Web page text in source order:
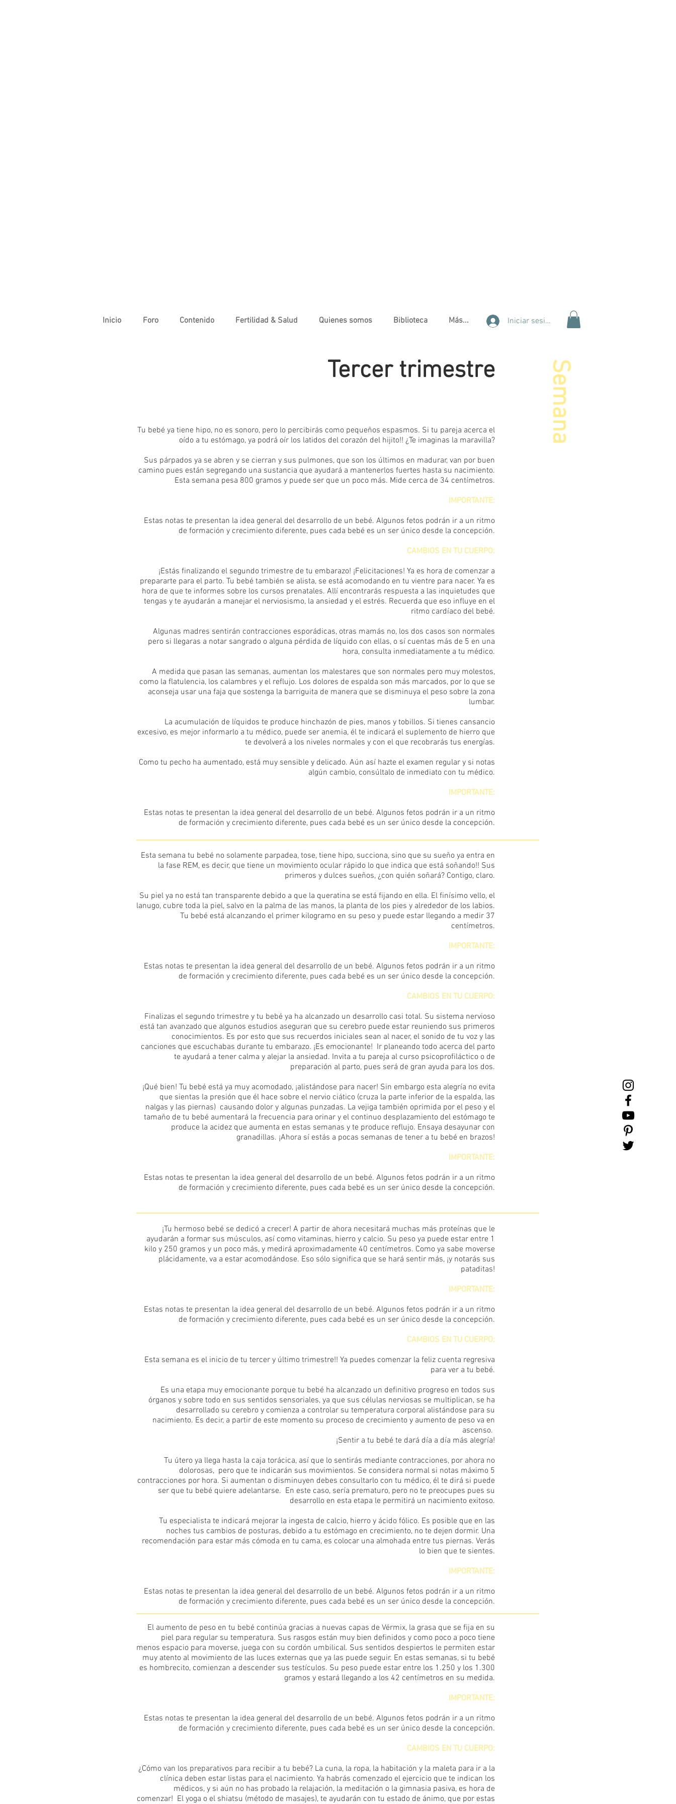
Inicio Foro Contenido Fertilidad & Salud Quienes somos Biblioteca Más... Iniciar sesión
Tercer trimestre Semana
Tu bebé ya tiene hipo, no es sonoro, pero lo percibirás como pequeños espasmos. Si tu pareja acerca el
oído a tu estómago, ya podrá oír los latidos del corazón del hijito!! ¿Te imaginas la maravilla?
Sus párpados ya se abren y se cierran y sus pulmones, que son los últimos en madurar, van por buen
camino pues están segregando una sustancia que ayudará a mantenerlos fuertes hasta su nacimiento.
Esta semana pesa 800 gramos y puede ser que un poco más. Mide cerca de 34 centímetros.
IMPORTANTE:
Estas notas te presentan la idea general del desarrollo de un bebé. Algunos fetos podrán ir a un ritmo
de formación y crecimiento diferente, pues cada bebé es un ser único desde la concepción.
CAMBIOS EN TU CUERPO:
¡Estás finalizando el segundo trimestre de tu embarazo! ¡Felicitaciones! Ya es hora de comenzar a
prepararte para el parto. Tu bebé también se alista, se está acomodando en tu vientre para nacer. Ya es
hora de que te informes sobre los cursos prenatales. Allí encontrarás respuesta a las inquietudes que
tengas y te ayudarán a manejar el nerviosismo, la ansiedad y el estrés. Recuerda que eso influye en el
ritmo cardíaco del bebé.
Algunas madres sentirán contracciones esporádicas, otras mamás no, los dos casos son normales
pero si llegaras a notar sangrado o alguna pérdida de líquido con ellas, o sí cuentas más de 5 en una
hora, consulta inmediatamente a tu médico.
A medida que pasan las semanas, aumentan los malestares que son normales pero muy molestos,
como la flatulencia, los calambres y el reflujo. Los dolores de espalda son más marcados, por lo que se
aconseja usar una faja que sostenga la barriguita de manera que se disminuya el peso sobre la zona
lumbar.
La acumulación de líquidos te produce hinchazón de pies, manos y tobillos. Si tienes cansancio
excesivo, es mejor informarlo a tu médico, puede ser anemia, él te indicará el suplemento de hierro que
te devolverá a los niveles normales y con el que recobrarás tus energías.
Como tu pecho ha aumentado, está muy sensible y delicado. Aún así hazte el examen regular y si notas
algún cambio, consúltalo de inmediato con tu médico.
IMPORTANTE:
Estas notas te presentan la idea general del desarrollo de un bebé. Algunos fetos podrán ir a un ritmo
de formación y crecimiento diferente, pues cada bebé es un ser único desde la concepción.
Esta semana tu bebé no solamente parpadea, tose, tiene hipo, succiona, sino que su sueño ya entra en
la fase REM, es decir, que tiene un movimiento ocular rápido lo que indica que está soñando!! Sus
primeros y dulces sueños, ¿con quién soñará? Contigo, claro.
Su piel ya no está tan transparente debido a que la queratina se está fijando en ella. El finísimo vello, el
lanugo, cubre toda la piel, salvo en la palma de las manos, la planta de los pies y alrededor de los labios.
Tu bebé está alcanzando el primer kilogramo en su peso y puede estar llegando a medir 37
centímetros.
IMPORTANTE:
Estas notas te presentan la idea general del desarrollo de un bebé. Algunos fetos podrán ir a un ritmo
de formación y crecimiento diferente, pues cada bebé es un ser único desde la concepción.
CAMBIOS EN TU CUERPO:
Finalizas el segundo trimestre y tu bebé ya ha alcanzado un desarrollo casi total. Su sistema nervioso
está tan avanzado que algunos estudios aseguran que su cerebro puede estar reuniendo sus primeros
conocimientos. Es por esto que sus recuerdos iniciales sean al nacer, el sonido de tu voz y las
canciones que escuchabas durante tu embarazo. ¡Es emocionante! Ir planeando todo acerca del parto
te ayudará a tener calma y alejar la ansiedad. Invita a tu pareja al curso psicoprofiláctico o de
preparación al parto, pues será de gran ayuda para los dos.
¡Qué bien! Tu bebé está ya muy acomodado, ¡alistándose para nacer! Sin embargo esta alegría no evita
que sientas la presión que él hace sobre el nervio ciático (cruza la parte inferior de la espalda, las
nalgas y las piernas) causando dolor y algunas punzadas. La vejiga también oprimida por el peso y el
tamaño de tu bebé aumentará la frecuencia para orinar y el continuo desplazamiento del estómago te
produce la acidez que aumenta en estas semanas y te produce reflujo. Ensaya desayunar con
granadillas. ¡Ahora sí estás a pocas semanas de tener a tu bebé en brazos!
IMPORTANTE:
Estas notas te presentan la idea general del desarrollo de un bebé. Algunos fetos podrán ir a un ritmo
de formación y crecimiento diferente, pues cada bebé es un ser único desde la concepción.
¡Tu hermoso bebé se dedicó a crecer! A partir de ahora necesitará muchas más proteínas que le
ayudarán a formar sus músculos, así como vitaminas, hierro y calcio. Su peso ya puede estar entre 1
kilo y 250 gramos y un poco más, y medirá aproximadamente 40 centímetros. Como ya sabe moverse
plácidamente, va a estar acomodándose. Eso sólo significa que se hará sentir más, ¡y notarás sus
pataditas!
IMPORTANTE:
Estas notas te presentan la idea general del desarrollo de un bebé. Algunos fetos podrán ir a un ritmo
de formación y crecimiento diferente, pues cada bebé es un ser único desde la concepción.
CAMBIOS EN TU CUERPO:
Esta semana es el inicio de tu tercer y último trimestre!! Ya puedes comenzar la feliz cuenta regresiva
para ver a tu bebé.
Es una etapa muy emocionante porque tu bebé ha alcanzado un definitivo progreso en todos sus
órganos y sobre todo en sus sentidos sensoriales, ya que sus células nerviosas se multiplican, se ha
desarrollado su cerebro y comienza a controlar su temperatura corporal alistándose para su
nacimiento. Es decir, a partir de este momento su proceso de crecimiento y aumento de peso va en
ascenso.
¡Sentir a tu bebé te dará día a día más alegría!
Tu útero ya llega hasta la caja torácica, así que lo sentirás mediante contracciones, por ahora no
dolorosas, pero que te indicarán sus movimientos. Se considera normal si notas máximo 5
contracciones por hora. Si aumentan o disminuyen debes consultarlo con tu médico, él te dirá si puede
ser que tu bebé quiere adelantarse. En este caso, sería prematuro, pero no te preocupes pues su
desarrollo en esta etapa le permitirá un nacimiento exitoso.
Tu especialista te indicará mejorar la ingesta de calcio, hierro y ácido fólico. Es posible que en las
noches tus cambios de posturas, debido a tu estómago en crecimiento, no te dejen dormir. Una
recomendación para estar más cómoda en tu cama, es colocar una almohada entre tus piernas. Verás
lo bien que te sientes.
IMPORTANTE:
Estas notas te presentan la idea general del desarrollo de un bebé. Algunos fetos podrán ir a un ritmo
de formación y crecimiento diferente, pues cada bebé es un ser único desde la concepción.
El aumento de peso en tu bebé continúa gracias a nuevas capas de Vérmix, la grasa que se fija en su
piel para regular su temperatura. Sus rasgos están muy bien definidos y como poco a poco tiene
menos espacio para moverse, juega con su cordón umbilical. Sus sentidos despiertos le permiten estar
muy atento al movimiento de las luces externas que ya las puede seguir. En estas semanas, si tu bebé
es hombrecito, comienzan a descender sus testículos. Su peso puede estar entre los 1.250 y los 1.300
gramos y estará llegando a los 42 centímetros en su medida.
IMPORTANTE:
Estas notas te presentan la idea general del desarrollo de un bebé. Algunos fetos podrán ir a un ritmo
de formación y crecimiento diferente, pues cada bebé es un ser único desde la concepción.
CAMBIOS EN TU CUERPO:
¿Cómo van los preparativos para recibir a tu bebé? La cuna, la ropa, la habitación y la maleta para ir a la
clínica deben estar listas para el nacimiento. Ya habrás comenzado el ejercicio que te indican los
médicos, y si aún no has probado la relajación, la meditación o la gimnasia pasiva, es hora de
comenzar! El yoga o el shiatsu (método de masajes), te ayudarán con tu estado de ánimo, que por estas